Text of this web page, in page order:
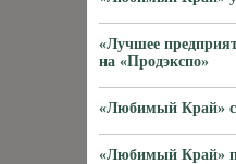
«Лучшее
на «Продэкспо»
«Любимый Край»
«Любимый Край»